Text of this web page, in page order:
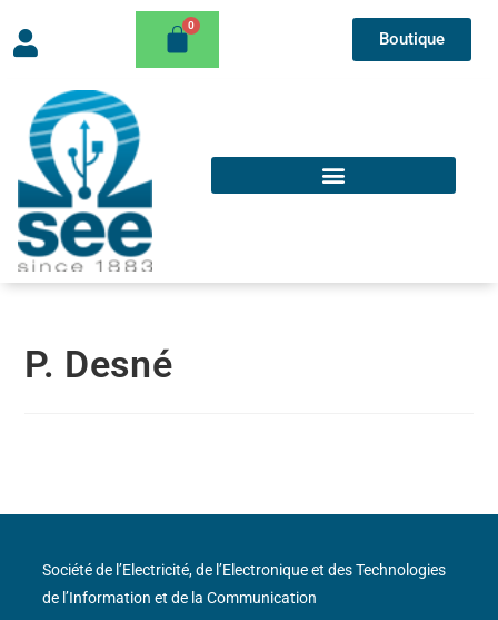
Boutique
P. Desné
Société de l’Electricité, de l’Electronique et des Technologies
de l’Information et de la Communication